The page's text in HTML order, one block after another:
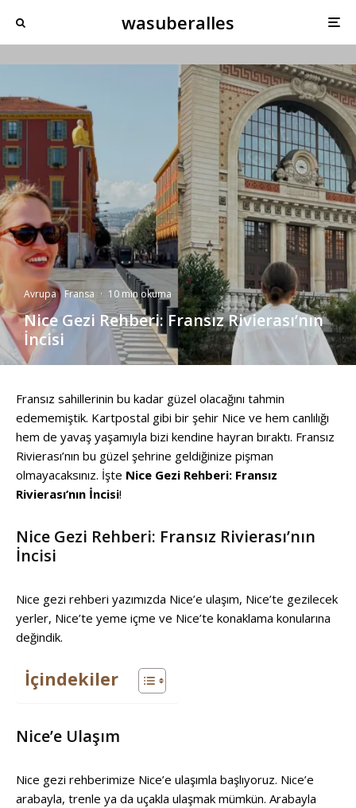
wasuberalles
Avrupa Fransa · 10 min okuma
Nice Gezi Rehberi: Fransız Rivierası’nın
İncisi
Fransız sahillerinin bu kadar güzel olacağını tahmin
edememiştik. Kartpostal gibi bir şehir Nice ve hem canlılığı
hem de yavaş yaşamıyla bizi kendine hayran bıraktı. Fransız
Rivierası’nın bu güzel şehrine geldiğinize pişman
olmayacaksınız. İşte Nice Gezi Rehberi: Fransız
Rivierası’nın İncisi!
Nice Gezi Rehberi: Fransız Rivierası’nın
İncisi
Nice gezi rehberi yazımızda Nice’e ulaşım, Nice’te gezilecek
yerler, Nice’te yeme içme ve Nice’te konaklama konularına
değindik.
İçindekiler
Nice’e Ulaşım
Nice gezi rehberimize Nice’e ulaşımla başlıyoruz. Nice’e
arabayla, trenle ya da uçakla ulaşmak mümkün. Arabayla